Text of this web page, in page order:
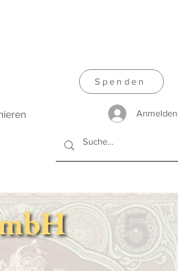
Spenden
Anmelden